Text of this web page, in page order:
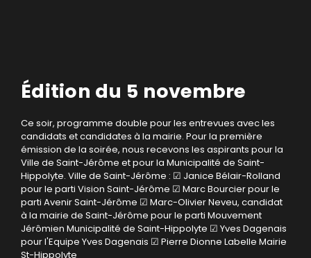
Édition du 5 novembre
Ce soir, programme double pour les entrevues avec les
candidats et candidates à la mairie. Pour la première
émission de la soirée, nous recevons les aspirants pour la
Ville de Saint-Jérôme et pour la Municipalité de Saint-
Hippolyte. Ville de Saint-Jérôme : ☑ Janice Bélair-Rolland
pour le parti Vision Saint-Jérôme ☑ Marc Bourcier pour le
parti Avenir Saint-Jérôme ☑ Marc-Olivier Neveu, candidat
à la mairie de Saint-Jérôme pour le parti Mouvement
Jérômien Municipalité de Saint-Hippolyte ☑ Yves Dagenais
pour l'Equipe Yves Dagenais ☑ Pierre Dionne Labelle Mairie
St-Hippolyte